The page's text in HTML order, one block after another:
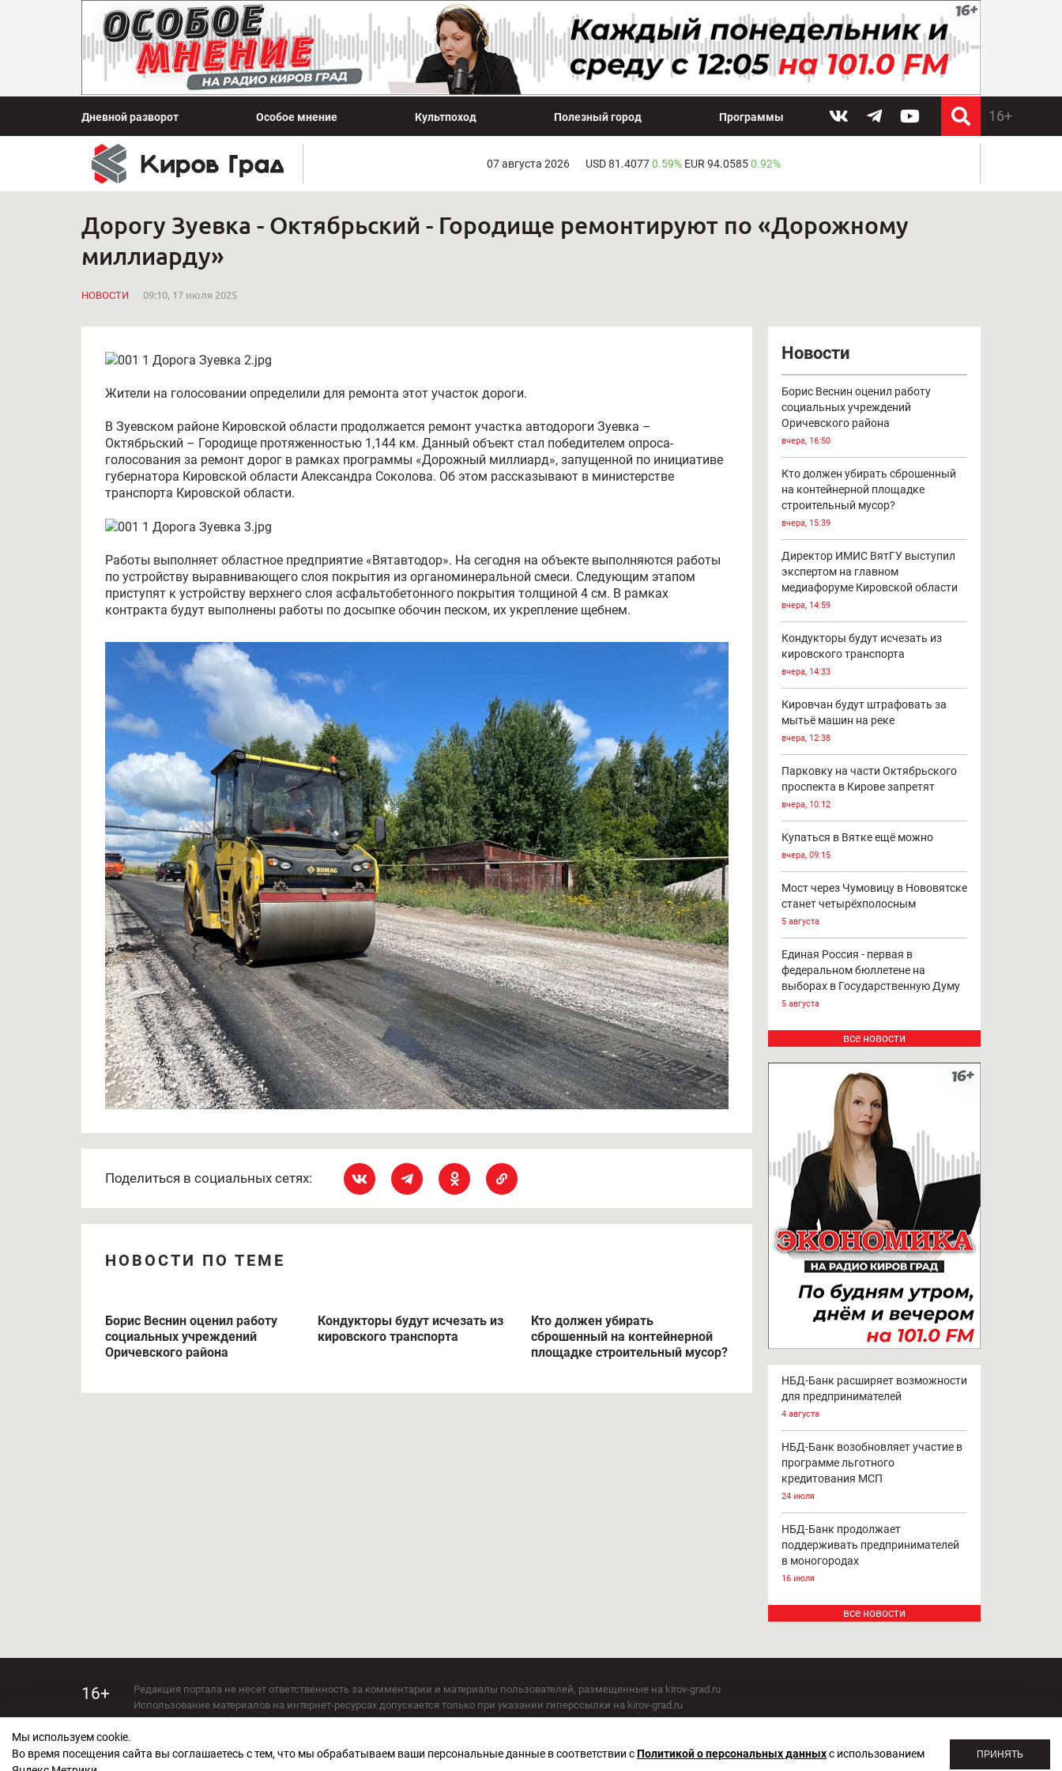
Дневной разворот Особое мнение Культпоход Полезный город Программы
07 августа 2026 USD 81.40770.59% EUR 94.05850.92%
Дорогу Зуевка - Октябрьский - Городище ремонтируют по «Дорожному
миллиарду»
НОВОСТИ 09:10, 17 июля 2025
Жители на голосовании определили для ремонта этот участок дороги.
В Зуевском районе Кировской области продолжается ремонт участка автодороги Зуевка –
Октябрьский – Городище протяженностью 1,144 км. Данный объект стал победителем опроса-
голосования за ремонт дорог в рамках программы «Дорожный миллиард», запущенной по инициативе
губернатора Кировской области Александра Соколова. Об этом рассказывают в министерстве
транспорта Кировской области.
Работы выполняет областное предприятие «Вятавтодор». На сегодня на объекте выполняются работы
по устройству выравнивающего слоя покрытия из органоминеральной смеси. Следующим этапом
приступят к устройству верхнего слоя асфальтобетонного покрытия толщиной 4 см. В рамках
контракта будут выполнены работы по досыпке обочин песком, их укрепление щебнем.
Поделиться в социальных сетях:
НОВОСТИ ПО ТЕМЕ
Борис Веснин оценил работу
социальных учреждений
Оричевского района
Кондукторы будут исчезать из
кировского транспорта
Кто должен убирать
сброшенный на контейнерной
площадке строительный мусор?
Новости
Борис Веснин оценил работу
социальных учреждений
Оричевского района
вчера, 16:50
Кто должен убирать сброшенный
на контейнерной площадке
строительный мусор?
вчера, 15:39
Директор ИМИС ВятГУ выступил
экспертом на главном
медиафоруме Кировской области
вчера, 14:59
Кондукторы будут исчезать из
кировского транспорта
вчера, 14:33
Кировчан будут штрафовать за
мытьё машин на реке
вчера, 12:38
Парковку на части Октябрьского
проспекта в Кирове запретят
вчера, 10:12
Купаться в Вятке ещё можно
вчера, 09:15
Мост через Чумовицу в Нововятске
станет четырёхполосным
5 августа
Единая Россия - первая в
федеральном бюллетене на
выборах в Государственную Думу
5 августа
все новости
НБД-Банк расширяет возможности
для предпринимателей
4 августа
НБД-Банк возобновляет участие в
программе льготного
кредитования МСП
24 июля
НБД-Банк продолжает
поддерживать предпринимателей
в моногородах
16 июля
все новости
16+
Редакция портала не несет ответственность за комментарии и материалы пользователей, размещенные на kirov-grad.ru
Использование материалов на интернет-ресурсах допускается только при указании гиперссылки на kirov-grad.ru
Использование любых материалов настоящего СМИ допускается только при указании на ресурс: kirov-grad.ru
СМИ зарегистрировано Федеральной службой по надзору в сфере связи, информационных технологий и массовых коммуникаций 20.07.2018. Регистрационный номер ЭЛ №
Мы используем cookie.
Во время посещения сайта вы соглашаетесь с тем, что мы обрабатываем ваши персональные данные в соответствии сПолитикой о персональных данныхс использованием
ПРИНЯТЬ